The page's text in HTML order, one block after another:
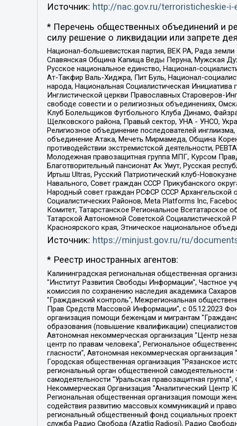
Источник: http://nac.gov.ru/terroristicheskie-
* Перечень общественных объединений и
силу решение о ликвидации или запрете
Национал-большевистская партия, ВЕК РА, Рада
Славянская Община Капища Веды Перуна, Мужская
Русское национальное единство, Национал-
Ат-Такфир Валь-Хиджра, Пит Буль, Национал-
народа, Национальная Социалистическая
Инглистической церкви Православных Староверов-
свободе совести и о религиозных объединениях,
Клуб Болельщиков Футбольного Клуба Динамо,
Щелковского района, Правый сектор, УНА - УНСО,
Религиозное объединение последователей
объединение Атака, Мечеть Мирмамеда, Община
противодействии экстремистской деятельности,
Молодежная правозащитная группа МПГ, Курсом
Благотворительный пансионат Ак Умут, Русская
Иртыш Ultras, Русский Патриотический клуб-
Навального, Совет граждан СССР Прикубанского
Народный совет граждан РСФСР СССР Архангельской
Социалистических Районов, Meta Platforms Inc,
Комитет, Татарстанское Региональное
Татарской Автономной Советской Социалистической
Красноярского края, Этническое национальное
Источник: https://minjust.gov.ru/ru/
* Реестр иностранных агентов:
Калининградская региональная общественная организация "Экозащита!-Женсовет", Фонд содействия защите прав и свобод граждан "Общественный вердикт", Фонд "Институт Развития Свободы Информации", Частное учреждение "Информационное агентство МЕМО. РУ", Региональная общественная организация "Общественная комиссия по сохранению наследия академика Сахарова", Фонд поддержки свободы прессы, Санкт-Петербургская общественная правозащитная организация "Гражданский контроль", Межрегиональная общественная организация "Информационно-просветительский центр "Мемориал", Региональный Фонд "Центр Защиты Прав Средств Массовой Информации", с 05.12.2023 Фонд "Центр Защиты Прав Средств массовой информации", Региональная общественная благотворительная организация помощи беженцам и мигрантам "Гражданское содействие", Негосударственное образовательное учреждение дополнительного профессионального образования (повышение квалификации) специалистов "АКАДЕМИЯ ПО ПРАВАМ ЧЕЛОВЕКА", Свердловская региональная общественная организация "Сутяжник", Автономная некоммерческая организация "Центр независимых социологических исследований", Союз общественных объединений "Российский исследовательский центр по правам человека", Региональное общественное учреждение научно-информационный центр "МЕМОРИАЛ", Некоммерческая организация "Фонд защиты гласности", Автономная некоммерческая организация "Институт прав человека", Городская общественная организация "Екатеринбургское общество "МЕМОРИАЛ", Городская общественная организация "Рязанское историко-просветительское и правозащитное общество "Мемориал" (Рязанский Мемориал), Челябинский региональный орган общественной самодеятельности – женское общественное объединение "Женщины Евразии", Челябинский региональный орган общественной самодеятельности "Уральская правозащитная группа", Фонд содействия защите здоровья и социальной справедливости имени Андрея Рылькова, Автономная Некоммерческая Организация "Аналитический Центр Юрия Левады", Автономная некоммерческая организация социальной поддержки населения "Проект Апрель", Региональная общественная организация помощи женщинам и детям, находящимся в кризисной ситуации "Информационно-методический центр "Анна", Фонд содействия развитию массовых коммуникаций и правовому просвещению "Так-так-Так", Фонд содействия устойчивому развитию "Серебряная тайга", Свердловский региональный общественный фонд социальных проектов "Новое время", "Idel.Реалии", Кавказ.Реалии, Крым.Реалии, Телеканал Настоящее Время, Татаро-башкирская служба Радио Свобода (Azatliq Radiosi), Радио Свободная Европа/Радио Свобода (PCE/PC), "Сибирь.Реалии", "Фактограф", Благотворительный фонд помощи осужденным и их семьям, Автономная некоммерческая организация "Институт глобализации и социальных движений", Фонд "В защиту прав заключенных", Частное учреждение "Центр поддержки и содействия развитию средств массовой информации", Пензенский региональный общественный благотворительный фонд "Гражданский союз", "Север.Реалии", Некоммерческая организация Фонд "Правовая инициатива", Общество с ограниченной ответственностью "Радио Свободная Европа/Радио Свобода", Чешское информационное агентство "MEDIUM-ORIENT", Красноярская региональная общественная организация